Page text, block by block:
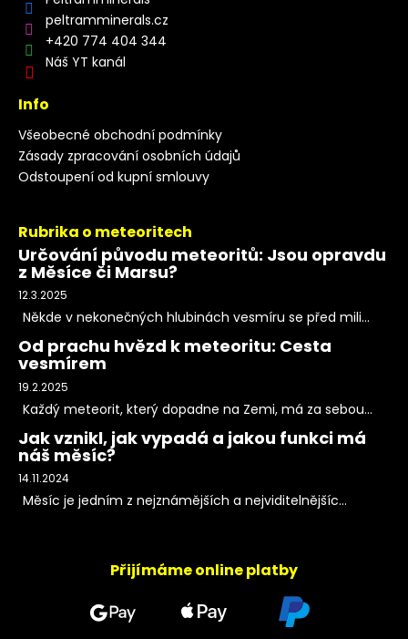
peltramminerals.cz
+420 774 404 344
Náš YT kanál
Info
Všeobecné obchodní podmínky
Zásady zpracování osobních údajů
Odstoupení od kupní smlouvy
Rubrika o meteoritech
Určování původu meteoritů: Jsou opravdu
z Měsíce či Marsu?
12.3.2025
Někde v nekonečných hlubinách vesmíru se před mili...
Od prachu hvězd k meteoritu: Cesta
vesmírem
19.2.2025
Každý meteorit, který dopadne na Zemi, má za sebou...
Jak vznikl, jak vypadá a jakou funkci má
náš měsíc?
14.11.2024
Měsíc je jedním z nejznámějších a nejviditelnějšíc...
Přijímáme online platby